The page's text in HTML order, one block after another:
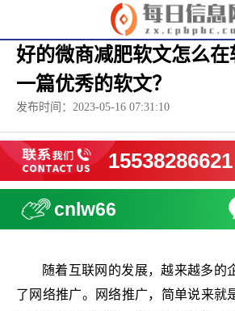
好的微商减肥软文怎么
一篇优秀的软文？
发布时间：2023-05-16 07:31:10
15538286621
cnlw66
随着互联网的发展，越来越多的
了网络推广。网络推广，简单说来就